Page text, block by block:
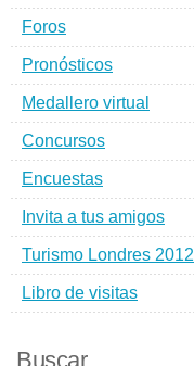
Foros
Pronósticos
Medallero virtual
Concursos
Encuestas
Invita a tus amigos
Turismo Londres 2012
Libro de visitas
Buscar